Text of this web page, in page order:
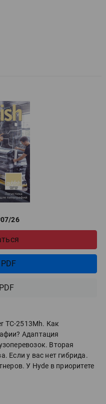
26
ТС-2513Mh. Как
Адаптация
Вторая
Если у вас нет гибрида.
У Hyde в приоритете